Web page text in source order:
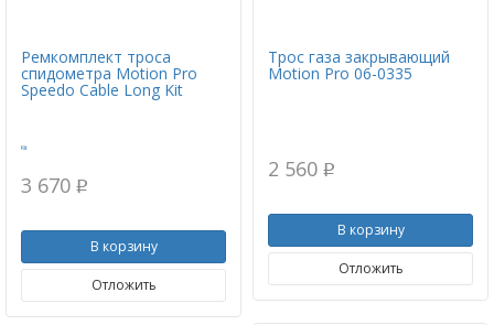
Ремкомплект троса
спидометра Motion Pro
Speedo Cable Long Kit
3 670 p
В корзину
Отложить
Трос газа закрывающий
Motion Pro 06-0335
2 560 p
В корзину
Отложить